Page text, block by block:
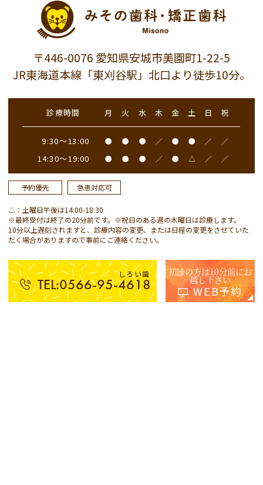
〒446-0076 愛知県安城市美園町1-22-5
JR東海道本線「東刈谷駅」北口より徒歩10分。
診療時間 月 火 水 木 金 土 日 祝
9:30～13:00 ● ● ● ／ ● ● ／ ／
14:30～19:00 ● ● ● ／ ● △ ／ ／
予約優先 急患対応可
△：土曜日午後は14:00-18:30
※最終受付は終了の20分前です。※祝日のある週の木曜日は診療します。
10分以上遅刻されますと、診療内容の変更、または日程の変更をさせていた
だく場合がありますので事前にご連絡ください。
しろい歯
TEL:0566-95-4618
初診の方は10分前にお
越し下さい
WEB予約